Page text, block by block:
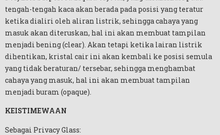
tengah-tengah kaca akan berada pada posisi yang teratur
ketika dialiri oleh aliran listrik, sehingga cahaya yang
masuk akan diteruskan, hal ini akan membuat tampilan
menjadi bening (clear). Akan tetapi ketika lairan listrik
dihentikan, kristal cair ini akan kembali ke posisi semula
yang tidak beraturan/ tersebar, sehingga menghambat
cahaya yang masuk, hal ini akan membuat tampilan
menjadi buram (opaque).
KEISTIMEWAAN
Sebagai Privacy Glass: